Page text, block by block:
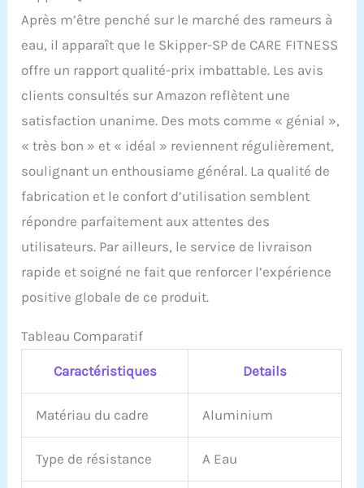
Après m’être penché sur le marché des rameurs à
eau, il apparaît que le Skipper-SP de CARE FITNESS
offre un rapport qualité-prix imbattable. Les avis
clients consultés sur Amazon reflètent une
satisfaction unanime. Des mots comme « génial »,
« très bon » et « idéal » reviennent régulièrement,
soulignant un enthousiame général. La qualité de
fabrication et le confort d’utilisation semblent
répondre parfaitement aux attentes des
utilisateurs. Par ailleurs, le service de livraison
rapide et soigné ne fait que renforcer l’expérience
positive globale de ce produit.
Tableau Comparatif
Caractéristiques Details
Matériau du cadre Aluminium
Type de résistance A Eau